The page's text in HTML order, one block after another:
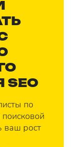
?
по
поисковой
ваш рост